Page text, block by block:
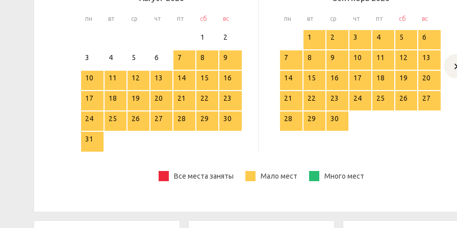
пн вт ср чт пт сб вс
1 2
3 4 5 6 7 8 9
10 11 12 13 14 15 16
17 18 19 20 21 22 23
24 25 26 27 28 29 30
31
пн вт ср чт пт сб вс
1 2 3 4 5 6
7 8 9 10 11 12 13
14 15 16 17 18 19 20
21 22 23 24 25 26 27
28 29 30
Все места заняты Мало мест Много мест